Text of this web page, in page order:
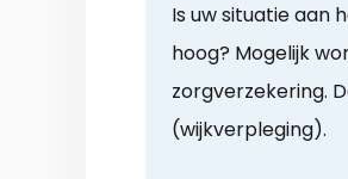
Is uw situatie aan
hoog? Mogelijk
zorgverzekering.
(wijkverpleging).